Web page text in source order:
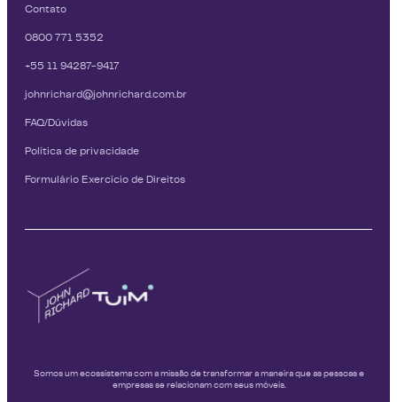
Contato
0800 771 5352
+55 11 94287-9417
johnrichard@johnrichard.com.br
FAQ/Dúvidas
Política de privacidade
Formulário Exercício de Direitos
Somos um ecossistema com a missão de transformar a maneira que as pessoas e
empresas se relacionam com seus móveis.